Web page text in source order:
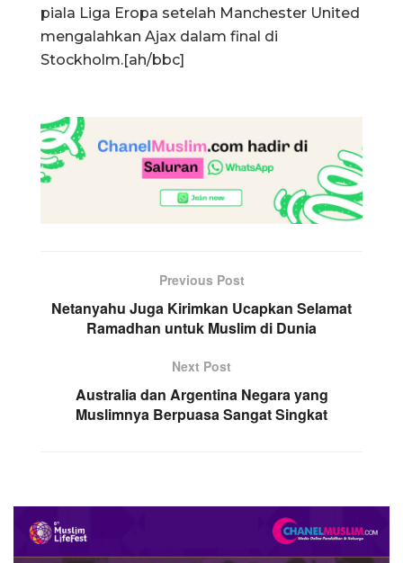
piala Liga Eropa setelah Manchester United
mengalahkan Ajax dalam final di
Stockholm.[ah/bbc]
Previous Post
Netanyahu Juga Kirimkan Ucapkan Selamat
Ramadhan untuk Muslim di Dunia
Next Post
Australia dan Argentina Negara yang
Muslimnya Berpuasa Sangat Singkat